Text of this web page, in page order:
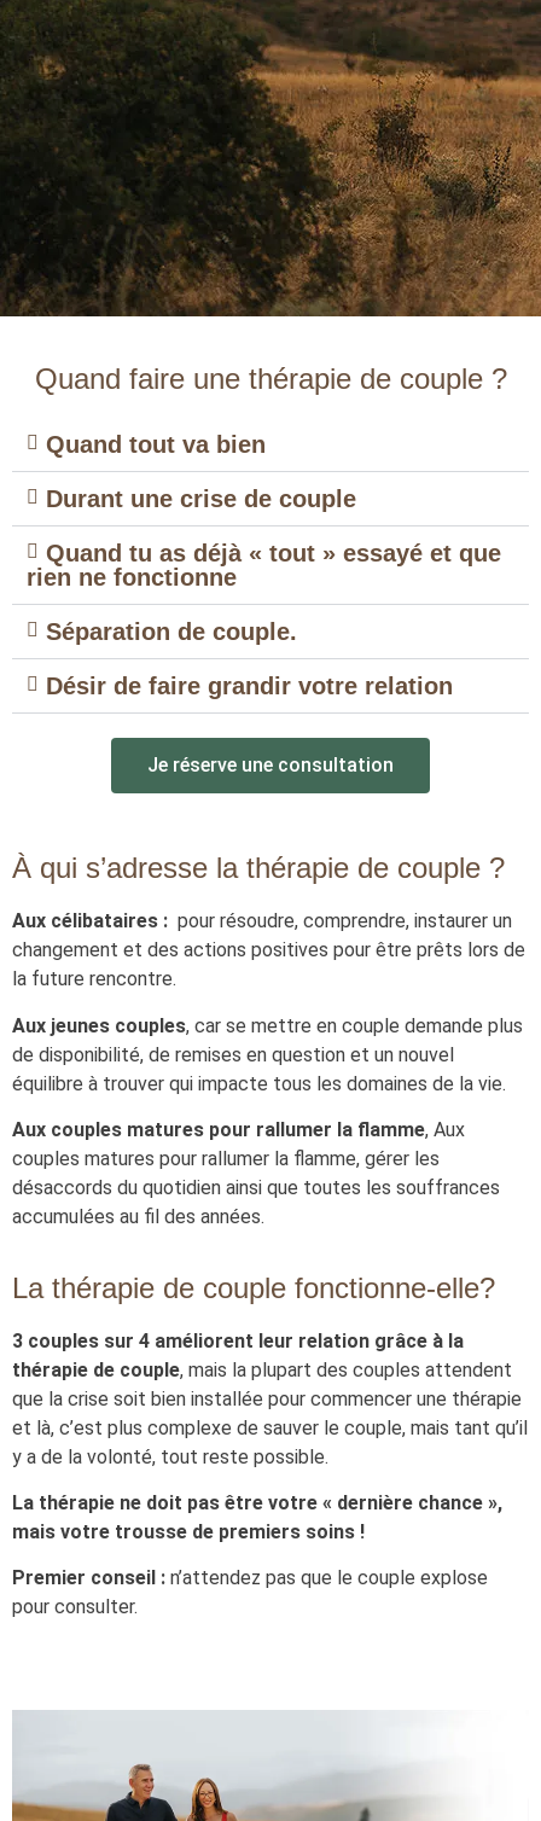
Quand faire une thérapie de couple ?
Quand tout va bien
Durant une crise de couple
Quand tu as déjà « tout » essayé et que
rien ne fonctionne
Séparation de couple.
Désir de faire grandir votre relation
Je réserve une consultation
À qui s’adresse la thérapie de couple ?
Aux célibataires : pour résoudre, comprendre, instaurer un
changement et des actions positives pour être prêts lors de
la future rencontre.
Aux jeunes couples, car se mettre en couple demande plus
de disponibilité, de remises en question et un nouvel
équilibre à trouver qui impacte tous les domaines de la vie.
Aux couples matures pour rallumer la flamme, Aux
couples matures pour rallumer la flamme, gérer les
désaccords du quotidien ainsi que toutes les souffrances
accumulées au fil des années.
La thérapie de couple fonctionne-elle?
3 couples sur 4 améliorent leur relation grâce à la
thérapie de couple, mais la plupart des couples attendent
que la crise soit bien installée pour commencer une thérapie
et là, c’est plus complexe de sauver le couple, mais tant qu’il
y a de la volonté, tout reste possible.
La thérapie ne doit pas être votre « dernière chance »,
mais votre trousse de premiers soins !
Premier conseil : n’attendez pas que le couple explose
pour consulter.